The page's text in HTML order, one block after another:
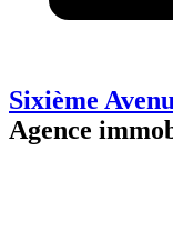
Sixième
Agence